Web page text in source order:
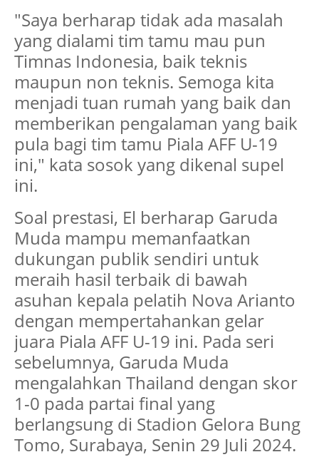
"Saya berharap tidak ada masalah
yang dialami tim tamu mau pun
Timnas Indonesia, baik teknis
maupun non teknis. Semoga kita
menjadi tuan rumah yang baik dan
memberikan pengalaman yang baik
pula bagi tim tamu Piala AFF U-19
ini," kata sosok yang dikenal supel
ini.
Soal prestasi, El berharap Garuda
Muda mampu memanfaatkan
dukungan publik sendiri untuk
meraih hasil terbaik di bawah
asuhan kepala pelatih Nova Arianto
dengan mempertahankan gelar
juara Piala AFF U-19 ini. Pada seri
sebelumnya, Garuda Muda
mengalahkan Thailand dengan skor
1-0 pada partai final yang
berlangsung di Stadion Gelora Bung
Tomo, Surabaya, Senin 29 Juli 2024.